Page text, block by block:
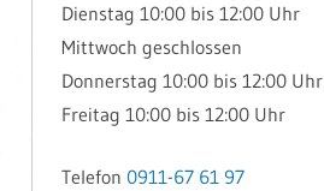
Dienstag 10:00 bis 12:00 Uhr
Mittwoch geschlossen
Donnerstag 10:00 bis 12:00 Uhr
Freitag 10:00 bis 12:00 Uhr
Telefon 0911-67 61 97